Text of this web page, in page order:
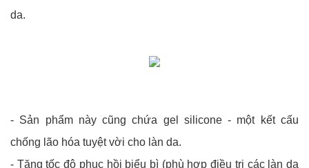
da.
- Sản phẩm này cũng chứa gel silicone - một kết cấu
chống lão hóa tuyệt vời cho làn da.
- Tăng tốc độ phục hồi biểu bì (phù hợp điều trị các làn da